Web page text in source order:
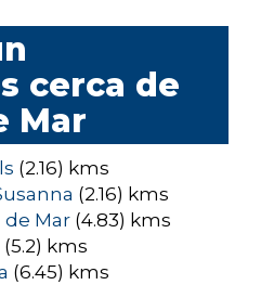
cerca de
Mar
(2.16) kms
(2.16) kms
de Mar (4.83) kms
(5.2) kms
(6.45) kms